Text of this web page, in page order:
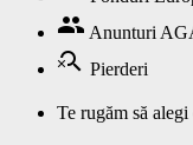
group Anunturi
search_off Pierderi
Te rugăm să